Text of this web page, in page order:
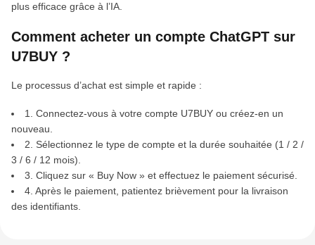
plus efficace grâce à l’IA.
Comment acheter un compte ChatGPT sur
U7BUY ?
Le processus d’achat est simple et rapide :
1. Connectez-vous à votre compte U7BUY ou créez-en un
nouveau.
2. Sélectionnez le type de compte et la durée souhaitée (1 / 2 /
3 / 6 / 12 mois).
3. Cliquez sur « Buy Now » et effectuez le paiement sécurisé.
4. Après le paiement, patientez brièvement pour la livraison
des identifiants.